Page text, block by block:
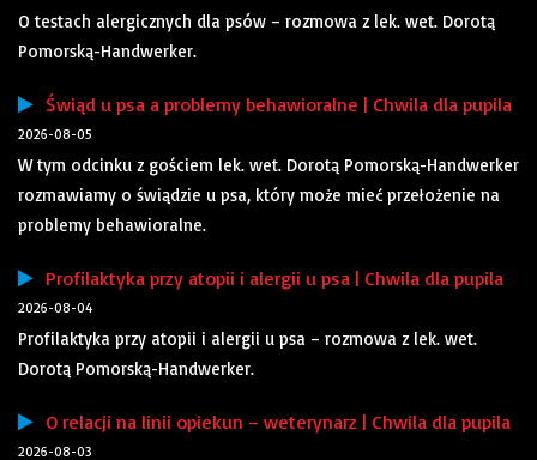
O testach alergicznych dla psów – rozmowa z lek. wet. Dorotą
Pomorską-Handwerker.
Świąd u psa a problemy behawioralne | Chwila dla pupila
2026-08-05
W tym odcinku z gościem lek. wet. Dorotą Pomorską-Handwerker
rozmawiamy o świądzie u psa, który może mieć przełożenie na
problemy behawioralne.
Profilaktyka przy atopii i alergii u psa | Chwila dla pupila
2026-08-04
Profilaktyka przy atopii i alergii u psa – rozmowa z lek. wet.
Dorotą Pomorską-Handwerker.
O relacji na linii opiekun – weterynarz | Chwila dla pupila
2026-08-03